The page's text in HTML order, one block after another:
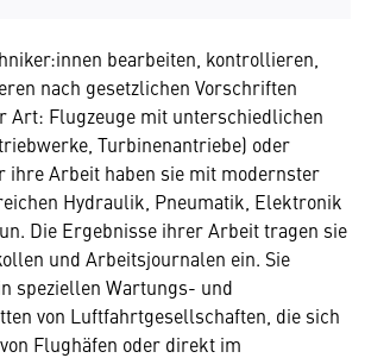
bearbeiten, kontrollieren,
nach gesetzlichen Vorschriften
Art: Flugzeuge mit unterschiedlichen
Turbinenantriebe) oder
ihre Arbeit haben sie mit modernster
Hydraulik, Pneumatik, Elektronik
Die Ergebnisse ihrer Arbeit tragen sie
und Arbeitsjournalen ein. Sie
speziellen Wartungs- und
von Luftfahrtgesellschaften, die sich
Flughäfen oder direkt im